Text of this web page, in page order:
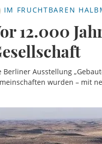
IM FRUCHTBAREN
12.000
Berliner Ausstellung
wurden – mit